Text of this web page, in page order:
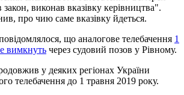
виконав вказівку керівництва".
про чию саме вказівку йдеться.
що аналогове телебачення 1
вимкнуть через судовий позов у Рівному.
у деяких регіонах України
телебачення до 1 травня 2019 року.